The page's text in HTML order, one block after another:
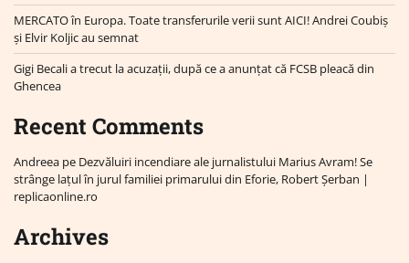
MERCATO în Europa. Toate transferurile verii sunt AICI! Andrei Coubiș
și Elvir Koljic au semnat
Gigi Becali a trecut la acuzații, după ce a anunțat că FCSB pleacă din
Ghencea
Recent Comments
Andreea pe Dezvăluiri incendiare ale jurnalistului Marius Avram! Se
strânge lațul în jurul familiei primarului din Eforie, Robert Șerban |
replicaonline.ro
Archives